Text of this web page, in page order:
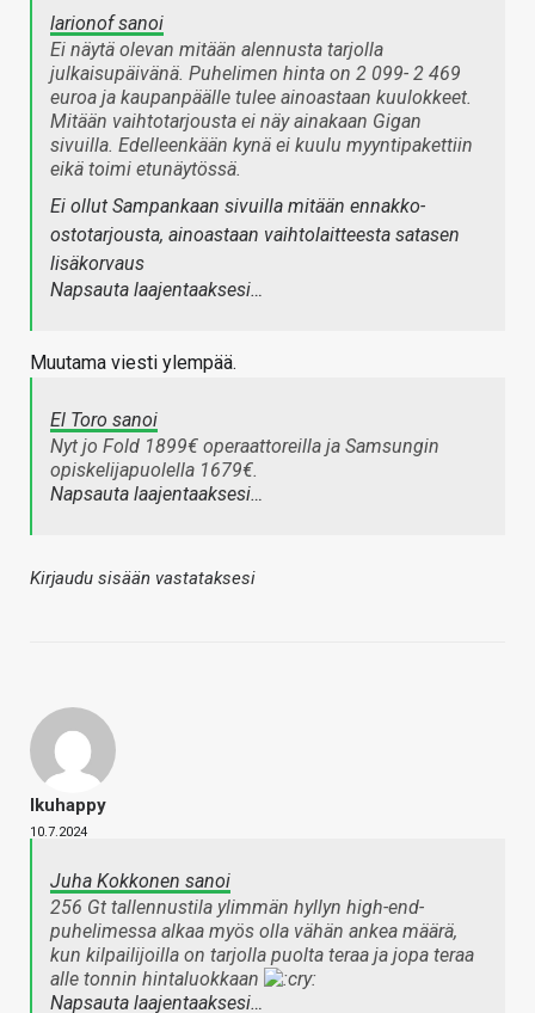
larionof sanoi
Ei näytä olevan mitään alennusta tarjolla
julkaisupäivänä. Puhelimen hinta on 2 099- 2 469
euroa ja kaupanpäälle tulee ainoastaan kuulokkeet.
Mitään vaihtotarjousta ei näy ainakaan Gigan
sivuilla. Edelleenkään kynä ei kuulu myyntipakettiin
eikä toimi etunäytössä.
Ei ollut Sampankaan sivuilla mitään ennakko-
ostotarjousta, ainoastaan vaihtolaitteesta satasen
lisäkorvaus
Napsauta laajentaaksesi…
Muutama viesti ylempää.
El Toro sanoi
Nyt jo Fold 1899€ operaattoreilla ja Samsungin
opiskelijapuolella 1679€.
Napsauta laajentaaksesi…
Kirjaudu sisään vastataksesi
Ikuhappy
10.7.2024
Juha Kokkonen sanoi
256 Gt tallennustila ylimmän hyllyn high-end-
puhelimessa alkaa myös olla vähän ankea määrä,
kun kilpailijoilla on tarjolla puolta teraa ja jopa teraa
alle tonnin hintaluokkaan
Napsauta laajentaaksesi…